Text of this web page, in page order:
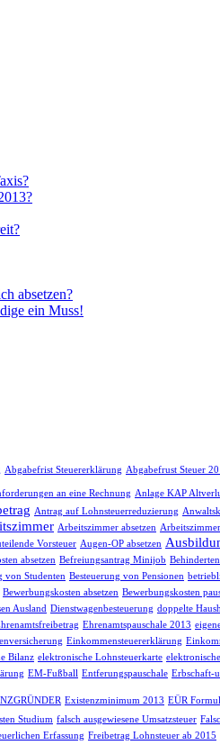
absetzen?
ein Muss!
Abgabefrist Steuererklärung Abgabefrust Steuer
an eine Rechnung Anlage KAP
Antrag auf Lohnsteuerreduzierung
Arbeitszimmer absetzen
Vorsteuer Augen-OP absetzen
absetzen Befreiungsantrag Minijob
von Studenten Besteuerung von Pensionen
Bewerbungskosten absetzen Bewerbungskosten
Ausland Dienstwagenbesteuerung doppelte
Ehrenamtspauschale 2013
Einkommensteuererklärung
Bilanz elektronische Lohnsteuerkarte
EM-Fußball Entferungspauschale Erbschaft-
Existenzminimum 2013 EÜR
Studium falsch ausgewiesene Umsatzsteuer
Erfassung Freibetrag Lohnsteuer ab 2015